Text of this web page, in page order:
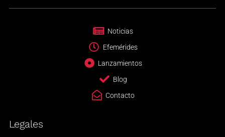
Noticias
Efemérides
Lanzamientos
Blog
Contacto
Legales